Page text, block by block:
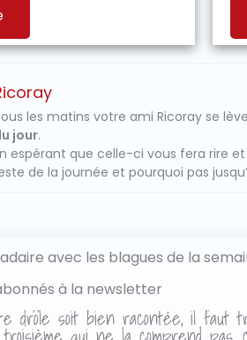
les matins votre ami Ricoray se
jour.
espérant que celle-ci vous fera rire
de la journée et pourquoi pas
avec les blagues de la
à la newsletter
drôle soit bien racontée, il faut